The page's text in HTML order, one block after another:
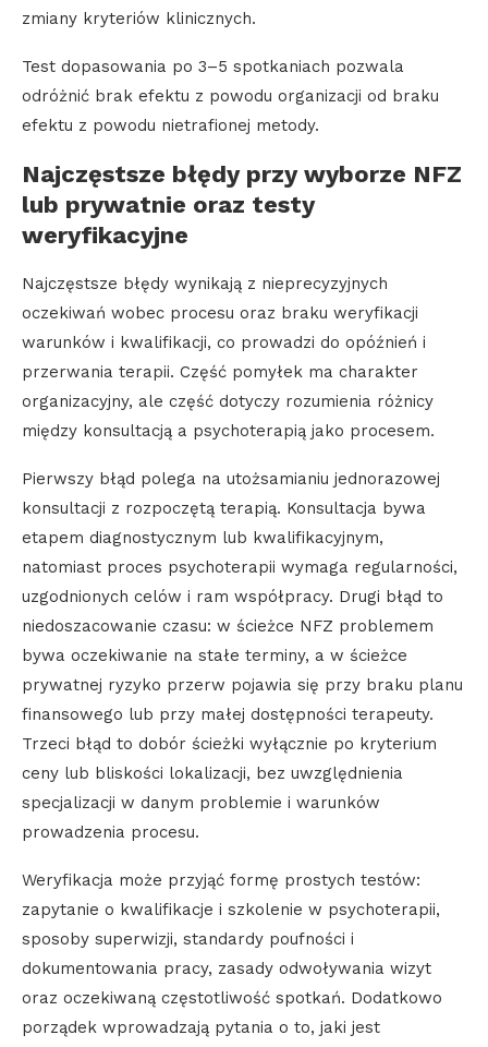
zmiany kryteriów klinicznych.
Test dopasowania po 3–5 spotkaniach pozwala
odróżnić brak efektu z powodu organizacji od braku
efektu z powodu nietrafionej metody.
Najczęstsze błędy przy wyborze NFZ
lub prywatnie oraz testy
weryfikacyjne
Najczęstsze błędy wynikają z nieprecyzyjnych
oczekiwań wobec procesu oraz braku weryfikacji
warunków i kwalifikacji, co prowadzi do opóźnień i
przerwania terapii. Część pomyłek ma charakter
organizacyjny, ale część dotyczy rozumienia różnicy
między konsultacją a psychoterapią jako procesem.
Pierwszy błąd polega na utożsamianiu jednorazowej
konsultacji z rozpoczętą terapią. Konsultacja bywa
etapem diagnostycznym lub kwalifikacyjnym,
natomiast proces psychoterapii wymaga regularności,
uzgodnionych celów i ram współpracy. Drugi błąd to
niedoszacowanie czasu: w ścieżce NFZ problemem
bywa oczekiwanie na stałe terminy, a w ścieżce
prywatnej ryzyko przerw pojawia się przy braku planu
finansowego lub przy małej dostępności terapeuty.
Trzeci błąd to dobór ścieżki wyłącznie po kryterium
ceny lub bliskości lokalizacji, bez uwzględnienia
specjalizacji w danym problemie i warunków
prowadzenia procesu.
Weryfikacja może przyjąć formę prostych testów:
zapytanie o kwalifikacje i szkolenie w psychoterapii,
sposoby superwizji, standardy poufności i
dokumentowania pracy, zasady odwoływania wizyt
oraz oczekiwaną częstotliwość spotkań. Dodatkowo
porządek wprowadzają pytania o to, jaki jest